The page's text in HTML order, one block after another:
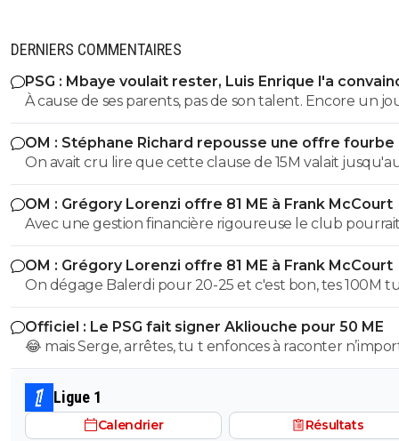
DERNIERS COMMENTAIRES
PSG : Mbaye voulait rester, Luis Enrique l'a
À cause de ses parents, pas de son talent. Encore un
avec entourage nocif.
OM : Stéphane Richard repousse une offre fourbe
Aguerd
On avait cru lire que cette clause de 15M valait
juillet. ?
OM : Grégory Lorenzi offre 81 ME à Frank McCourt
Avec une gestion financière rigoureuse le club
envisager une capitalisation supérieure au 1,2 milliards
comme base de négociation avec l’Arabie Saoudite!
OM : Grégory Lorenzi offre 81 ME à Frank McCourt
On dégage Balerdi pour 20-25 et c'est bon, tes 100M tu les
as. Faut quand-même virer kondogbia avec sa charrette et
ses 500K mensuels, ça ne sera pas une perte.. Du coup, on
pourra garder Aguerd, Hojberg weah, Emerson, Paixao et
Gouiri, ce qui fait 1 joueur expérimenté par poste. Si Lorenzi
nous fait un recrutement malin , on pourrait faire une
potable.
Officiel : Le PSG fait signer Akliouche pour 50 ME
😂 mais Serge, arrêtes, tu t enfonces à raconter
quoi, tu supposes de la merde, ça fait un peu plus de 2
que Paris suit akliouche et c est pour ça qu il ne
Paris après Monaco. Paris le prend cet été car il était
trop cher l été dernier, qu une place s est libérée avec
Ligue 1
Calendrier Résultats